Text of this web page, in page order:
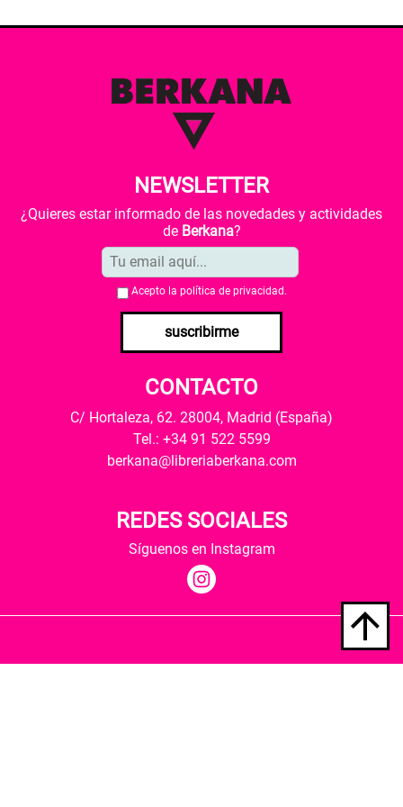
NEWSLETTER
¿Quieres estar informado de las novedades y actividades
de Berkana?
Acepto la política de privacidad .
suscribirme
CONTACTO
C/ Hortaleza, 62. 28004, Madrid (España)
Tel.: +34 91 522 5599
berkana@libreriaberkana.com
REDES SOCIALES
Síguenos en Instagram